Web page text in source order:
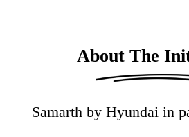
About The
Samarth by Hyundai in